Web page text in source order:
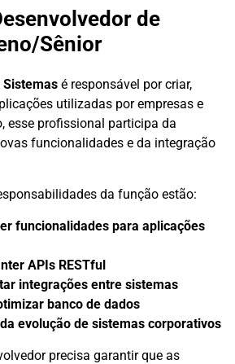
de
Sênior
Sistemas é responsável por criar,
utilizadas por empresas e
esse profissional participa da
funcionalidades e da integração
da função estão:
funcionalidades para aplicações
APIs RESTful
integrações entre sistemas
banco de dados
evolução de sistemas corporativos
precisa garantir que as